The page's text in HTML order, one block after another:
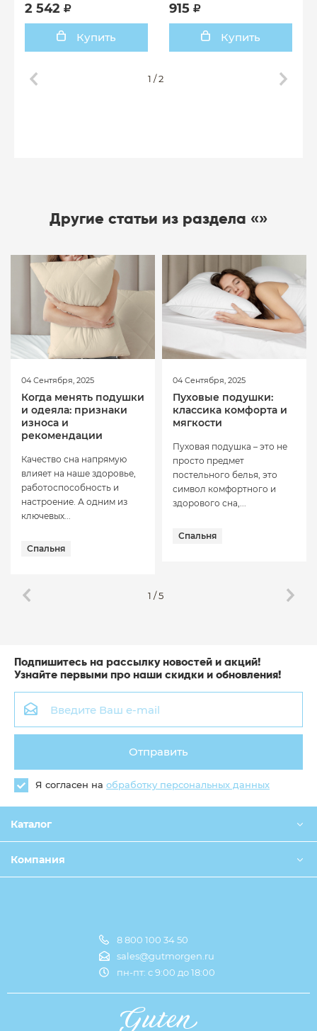
Оплата и доставка
2 542
Купить
915
Купить
1 /2
Другие статьи из раздела «»
04 Сентября, 2025
Когда менять подушки
и одеяла: признаки
износа и
рекомендации
Качество сна напрямую
влияет на наше здоровье,
работоспособность и
настроение. А одним из
ключевых...
Спальня
04 Сентября, 2025
Пуховые подушки:
классика комфорта и
мягкости
Пуховая подушка – это не
просто предмет
постельного белья, это
символ комфортного и
здорового сна,...
Спальня
1 /5
Подпишитесь на рассылку новостей и акций!
Узнайте первыми про наши скидки и обновления!
Отправить
Я согласен на обработку персональных данных
Каталог
Компания
8 800 100 34 50
sales@gutmorgen.ru
пн-пт: с 9:00 до 18:00